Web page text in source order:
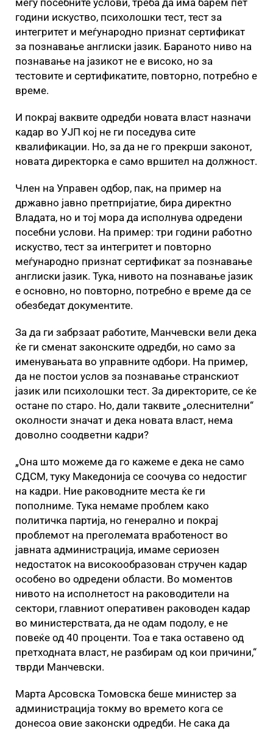
меѓу посебните услови, треба да има барем пет
години искуство, психолошки тест, тест за
интегритет и меѓународно признат сертификат
за познавање англиски јазик. Бараното ниво на
познавање на јазикот не е високо, но за
тестовите и сертификатите, повторно, потребно е
време.
И покрај ваквите одредби новата власт назначи
кадар во УЈП кој не ги поседува сите
квалификации. Но, за да не го прекрши законот,
новата директорка е само вршител на должност.
Член на Управен одбор, пак, на пример на
државно јавно претпријатие, бира директно
Владата, но и тој мора да исполнува одредени
посебни услови. На пример: три години работно
искуство, тест за интегритет и повторно
меѓународно признат сертификат за познавање
англиски јазик. Тука, нивото на познавање јазик
е основно, но повторно, потребно е време да се
обезбедат документите.
За да ги забрзаат работите, Манчевски вели дека
ќе ги сменат законските одредби, но само за
именувањата во управните одбори. На пример,
да не постои услов за познавање странскиот
јазик или психолошки тест. За директорите, се ќе
остане по старо. Но, дали таквите „олеснителни“
околности значат и дека новата власт, нема
доволно соодветни кадри?
„Она што можеме да го кажеме е дека не само
СДСМ, туку Македонија се соочува со недостиг
на кадри. Ние раководните места ќе ги
пополниме. Тука немаме проблем како
политичка партија, но генерално и покрај
проблемот на преголемата вработеност во
јавната администрација, имаме сериозен
недостаток на високообразован стручен кадар
особено во одредени области. Во моментов
нивото на исполнетост на раководители на
сектори, главниот оперативен раководен кадар
во министерствата, да не одам подолу, е не
повеќе од 40 проценти. Тоа е така оставено од
претходната власт, не разбирам од кои причини,“
тврди Манчевски.
Марта Арсовска Томовска беше министер за
администрација токму во времето кога се
донесоа овие законски одредби. Не сака да